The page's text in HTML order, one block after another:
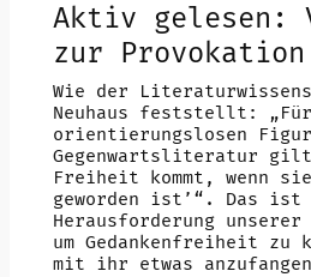
Aktiv gelesen:
zur Provokation
Wie der
Neuhaus feststellt:
orientierungslosen
Gegenwartsliteratur gilt
Freiheit kommt, wenn
geworden ist’“. Das ist
Herausforderung
um Gedankenfreiheit zu
mit ihr etwas